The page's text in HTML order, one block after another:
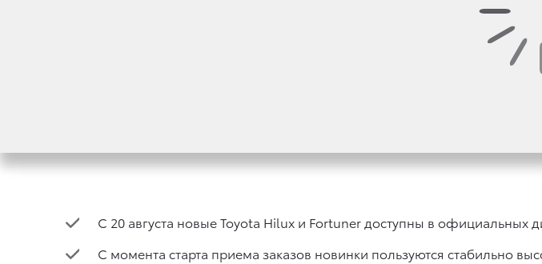
TOYOTA HILUX И
В ОФИЦИАЛЬНЫХ
С 20 августа новые Toyota Hilux и Fortuner доступны в официальных
С момента старта приема заказов новинки пользуются стабильно